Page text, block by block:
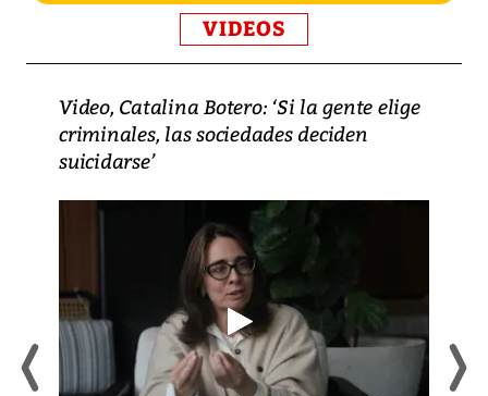
VIDEOS
Video, Catalina Botero: ‘Si la gente elige
criminales, las sociedades deciden
suicidarse’